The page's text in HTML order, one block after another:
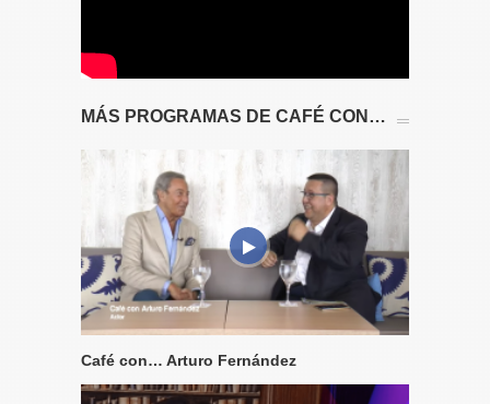
MÁS PROGRAMAS DE CAFÉ CON…
Café con… Arturo Fernández